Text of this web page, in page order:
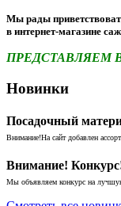
Мы рады
в интернет-магазине
ПРЕДСТАВЛЯЕМ
Новинки
Посадочный
Внимание!На сайт добавлен
Внимание!
Мы объявляем конкурс на